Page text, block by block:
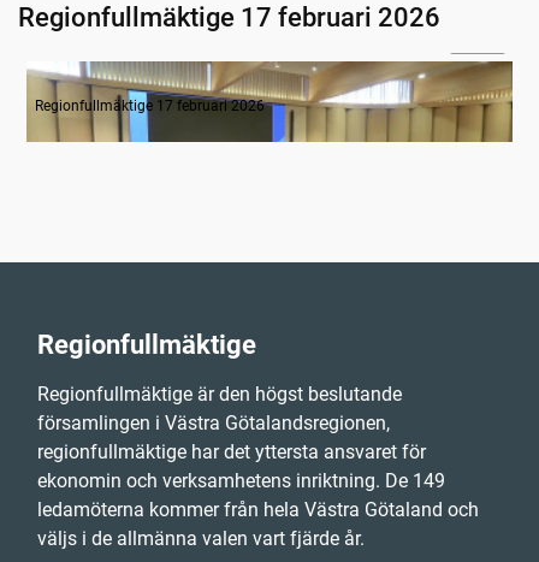
Regionfullmäktige 17 februari 2026
Tyst minut för Monica Selin
Regionfullmäktige 17 februari 2026
Regionfullmäktige
Regionfullmäktige är den högst beslutande
församlingen i Västra Götalandsregionen,
regionfullmäktige har det yttersta ansvaret för
ekonomin och verksamhetens inriktning. De 149
ledamöterna kommer från hela Västra Götaland och
väljs i de allmänna valen vart fjärde år.